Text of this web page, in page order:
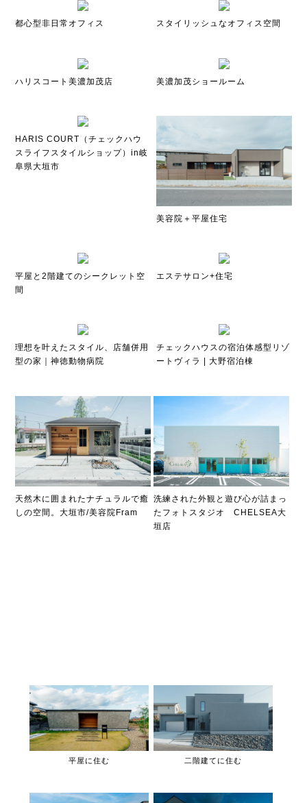
都心型非日常オフィス スタイリッシュなオフィス空間
ハリスコート美濃加茂店 美濃加茂ショールーム
HARIS COURT（チェックハウ
スライフスタイルショップ）in岐
阜県大垣市
美容院＋平屋住宅
平屋と2階建てのシークレット空
間
エステサロン+住宅
理想を叶えたスタイル、店舗併用
型の家｜神徳動物病院
チェックハウスの宿泊体感型リゾ
ートヴィラ | 大野宿泊棟
天然木に囲まれたナチュラルで癒
しの空間。大垣市/美容院Fram
洗練された外観と遊び心が詰まっ
たフォトスタジオ CHELSEA大
垣店
平屋に住む 二階建てに住む